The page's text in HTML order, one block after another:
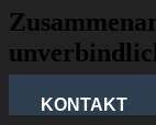
KONTAKT